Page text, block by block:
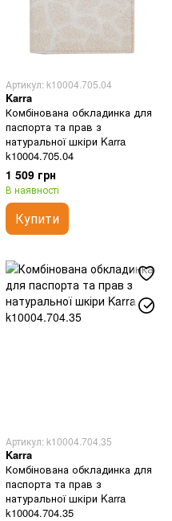
Артикул: k10004.705.04
Karra
Комбінована обкладинка для
паспорта та прав з
натуральної шкіри Karra
k10004.705.04
1 509 грн
В наявності
Купити
Артикул: k10004.704.35
Karra
Комбінована обкладинка для
паспорта та прав з
натуральної шкіри Karra
k10004.704.35